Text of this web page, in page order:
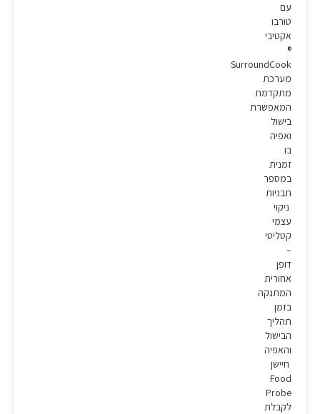
עם
טורבו
אקטיבי
®
SurroundCook
מערכת
מתקדמת
המאפשרת
בישול
ואפיה
בו
זמנית
במספר
תבניות
ניקוי
עצמי
קטליטי
–
דופן
אחורית
המתנקה
בזמן
תהליך
הבישול
והאפיה
חיישן
Food
Probe
לקבלת